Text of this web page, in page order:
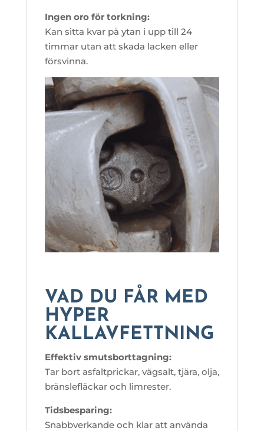
Ingen oro för torkning:
Kan sitta kvar på ytan i upp till 24
timmar utan att skada lacken eller
försvinna.
VAD DU FÅR MED
HYPER
KALLAVFETTNING
Effektiv smutsborttagning:
Tar bort asfaltprickar, vägsalt, tjära, olja,
bränslefläckar och limrester.
Tidsbesparing:
Snabbverkande och klar att använda